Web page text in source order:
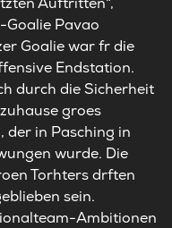
Goalie Pavao
Goalie war fr die
Endstation.
durch die Sicherheit
groes
der in Pasching in
wurde. Die
Torhters drften
sein.
Ambitionen